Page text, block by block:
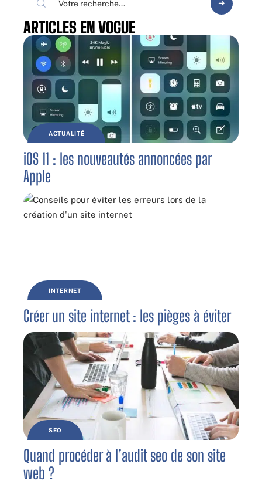
ARTICLES EN VOGUE
ACTUALITÉ
iOS 11 : les nouveautés annoncées par
Apple
INTERNET
Créer un site internet : les pièges à éviter
SEO
Quand procéder à l’audit seo de son site
web ?